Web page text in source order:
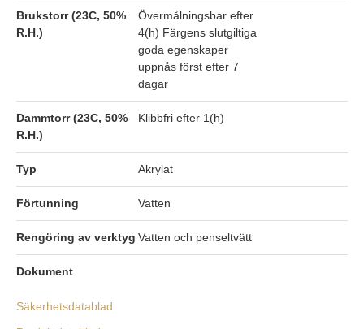
Brukstorr (23C, 50%
R.H.)
Övermålningsbar efter
4(h) Färgens slutgiltiga
goda egenskaper
uppnås först efter 7
dagar
Dammtorr (23C, 50%
R.H.)
Klibbfri efter 1(h)
Typ Akrylat
Förtunning Vatten
Rengöring av verktyg Vatten och penseltvätt
Dokument
Säkerhetsdatablad